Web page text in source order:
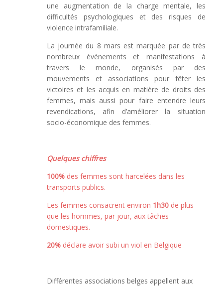
une augmentation de la charge mentale, les
difficultés psychologiques et des risques de
violence intrafamiliale.
La journée du 8 mars est marquée par de très
nombreux événements et manifestations à
travers le monde, organisés par des
mouvements et associations pour fêter les
victoires et les acquis en matière de droits des
femmes, mais aussi pour faire entendre leurs
revendications, afin d’améliorer la situation
socio-économique des femmes.
Quelques chiffres
100%des femmes sont harcelées dans les
transports publics.
Les femmes consacrent environ 1h30de plus
que les hommes, par jour, aux tâches
domestiques.
20% déclare avoir subi un viol en Belgique
Différentes associations belges appellent aux